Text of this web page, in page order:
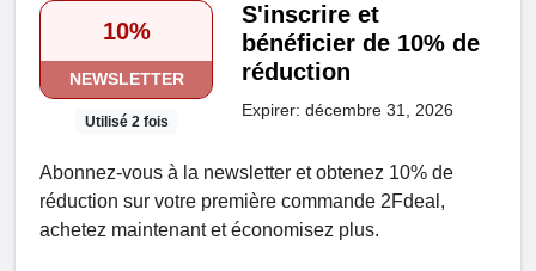
10%
NEWSLETTER
Utilisé 2 fois
S'inscrire et
bénéficier de 10% de
réduction
Expirer: décembre 31, 2026
Abonnez-vous à la newsletter et obtenez 10% de
réduction sur votre première commande 2Fdeal,
achetez maintenant et économisez plus.